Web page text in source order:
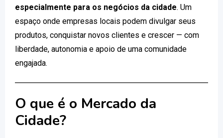
especialmente para os negócios da cidade. Um
espaço onde empresas locais podem divulgar seus
produtos, conquistar novos clientes e crescer — com
liberdade, autonomia e apoio de uma comunidade
engajada.
O que é o Mercado da
Cidade?